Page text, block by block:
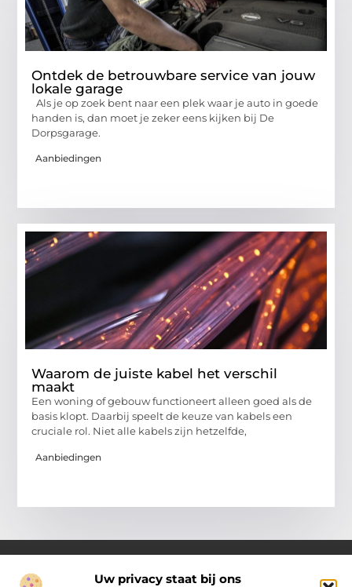
Uw privacy staat bij ons
Ontdek de betrouwbare service van jouw
lokale garage
Als je op zoek bent naar een plek waar je auto in goede
handen is, dan moet je zeker eens kijken bij De
Dorpsgarage.
Aanbiedingen
Waarom de juiste kabel het verschil
maakt
Een woning of gebouw functioneert alleen goed als de
basis klopt. Daarbij speelt de keuze van kabels een
cruciale rol. Niet alle kabels zijn hetzelfde,
Aanbiedingen